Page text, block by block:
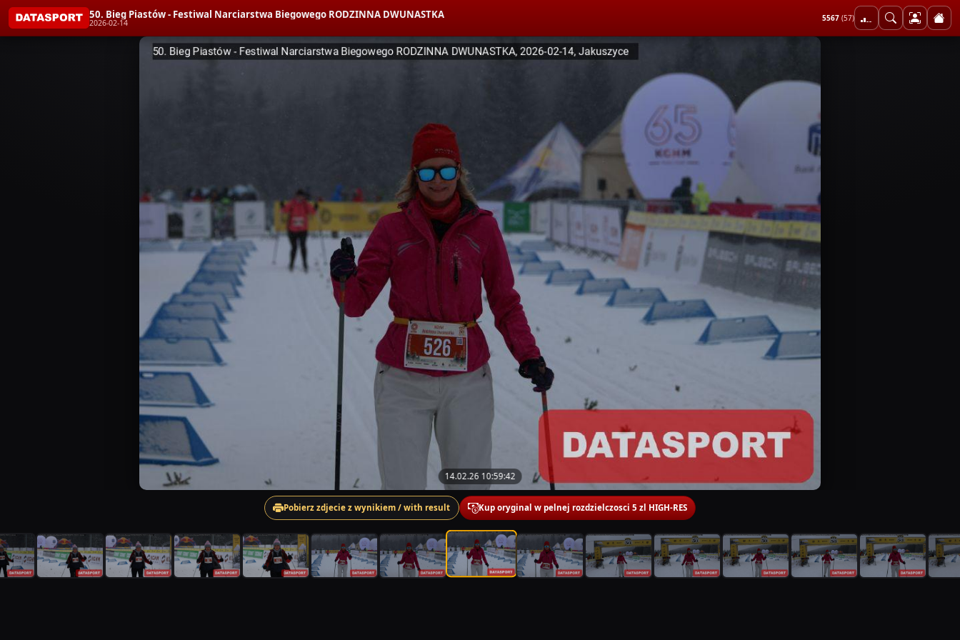
50. Bieg Piastów - Festiwal Narciarstwa Biegowego RODZINNA DWUNASTKA
2026-02-14 5567 (57)
14.02.26 10:59:42
Pobierz zdjecie z wynikiem / with result Kup oryginal w pelnej rozdzielczosci 5 zl HIGH-RES